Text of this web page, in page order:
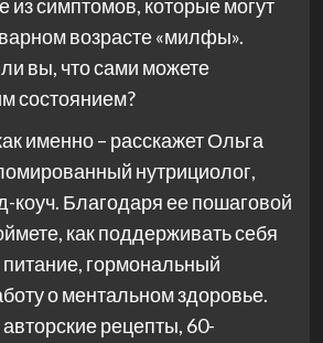
из симптомов, которые могут
возрасте «милфы».
вы, что сами можете
состоянием?
именно – расскажет Ольга
нутрициолог,
коуч. Благодаря ее пошаговой
как поддерживать себя
питание, гормональный
о ментальном здоровье.
рецепты, 60-